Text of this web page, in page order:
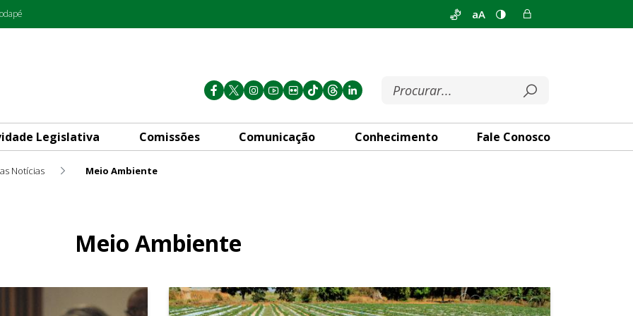
aA
Legislativa Comissões Comunicação Conhecimento Fale Conosco
Notícias Meio Ambiente
Meio Ambiente